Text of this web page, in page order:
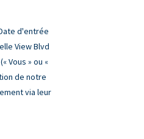
d'entrée
View Blvd
Vous » ou «
de notre
via leur